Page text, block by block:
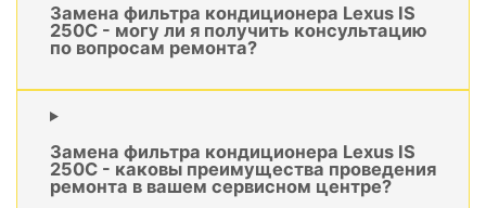
Замена фильтра кондиционера Lexus IS
250C - могу ли я получить консультацию
по вопросам ремонта?
Замена фильтра кондиционера Lexus IS
250C - каковы преимущества проведения
ремонта в вашем сервисном центре?